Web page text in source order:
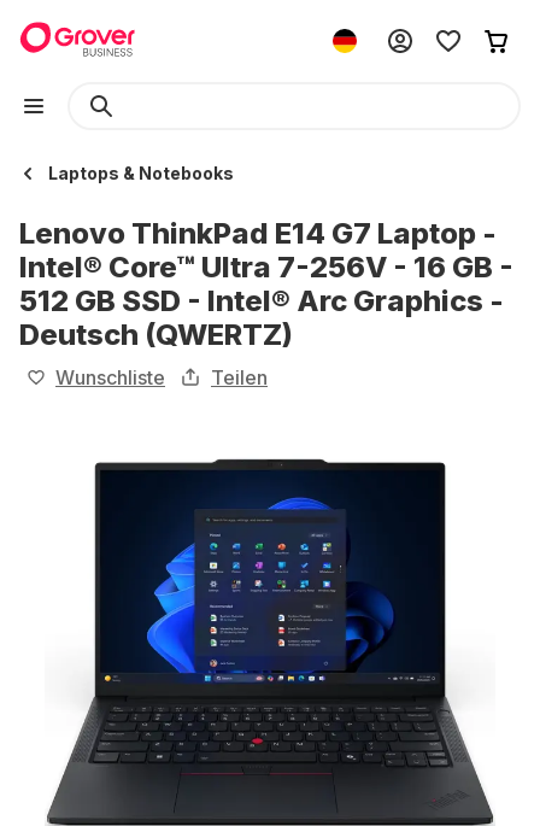
Laptops & Notebooks
Lenovo ThinkPad E14 G7 Laptop -
Intel® Core™ Ultra 7-256V - 16 GB -
512 GB SSD - Intel® Arc Graphics -
Deutsch (QWERTZ)
Wunschliste Teilen